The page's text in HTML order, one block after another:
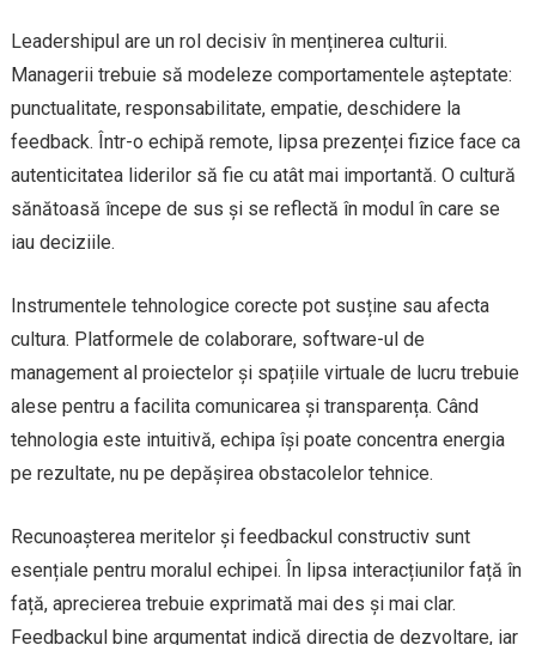
Leadershipul are un rol decisiv în menținerea culturii.
Managerii trebuie să modeleze comportamentele așteptate:
punctualitate, responsabilitate, empatie, deschidere la
feedback. Într-o echipă remote, lipsa prezenței fizice face ca
autenticitatea liderilor să fie cu atât mai importantă. O cultură
sănătoasă începe de sus și se reflectă în modul în care se
iau deciziile.
Instrumentele tehnologice corecte pot susține sau afecta
cultura. Platformele de colaborare, software-ul de
management al proiectelor și spațiile virtuale de lucru trebuie
alese pentru a facilita comunicarea și transparența. Când
tehnologia este intuitivă, echipa își poate concentra energia
pe rezultate, nu pe depășirea obstacolelor tehnice.
Recunoașterea meritelor și feedbackul constructiv sunt
esențiale pentru moralul echipei. În lipsa interacțiunilor față în
față, aprecierea trebuie exprimată mai des și mai clar.
Feedbackul bine argumentat indică direcția de dezvoltare, iar